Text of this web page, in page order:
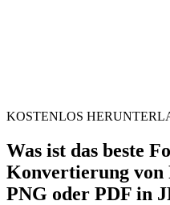
KOSTENLOS
Was ist das beste
Konvertierung von
PNG oder PDF in